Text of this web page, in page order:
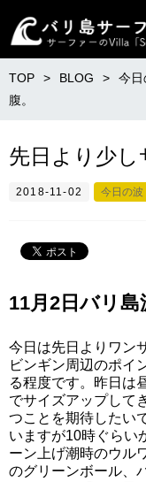
TOP BLOG 今日
腹。
先日より少し
2018-11-02 今日の波
11月2日バリ島
今日は先日よりワン
ビンギン周辺のポイ
る程度です。昨日は
でサイズアップして
つことを期待したい
いますが10時ぐらい
ーン上げ潮時のウル
のグリーンボール、